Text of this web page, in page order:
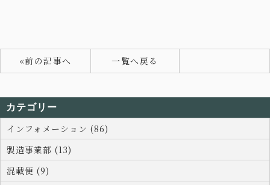
«前の記事へ 一覧へ戻る
カテゴリー
インフォメーション (86)
製造事業部 (13)
混載便 (9)